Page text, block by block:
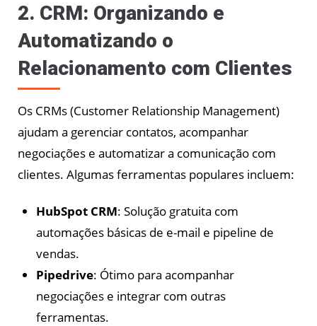
2. CRM: Organizando e
Automatizando o
Relacionamento com Clientes
Os CRMs (Customer Relationship Management)
ajudam a gerenciar contatos, acompanhar
negociações e automatizar a comunicação com
clientes. Algumas ferramentas populares incluem:
HubSpot CRM: Solução gratuita com
automações básicas de e-mail e pipeline de
vendas.
Pipedrive: Ótimo para acompanhar
negociações e integrar com outras
ferramentas.